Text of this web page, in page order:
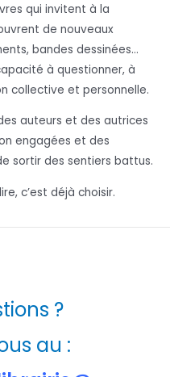
qui invitent à la
de nouveaux
bandes dessinées…
à questionner, à
collective et personnelle.
auteurs et des autrices
engagées et des
sortir des sentiers battus.
c’est déjà choisir.
?
au :